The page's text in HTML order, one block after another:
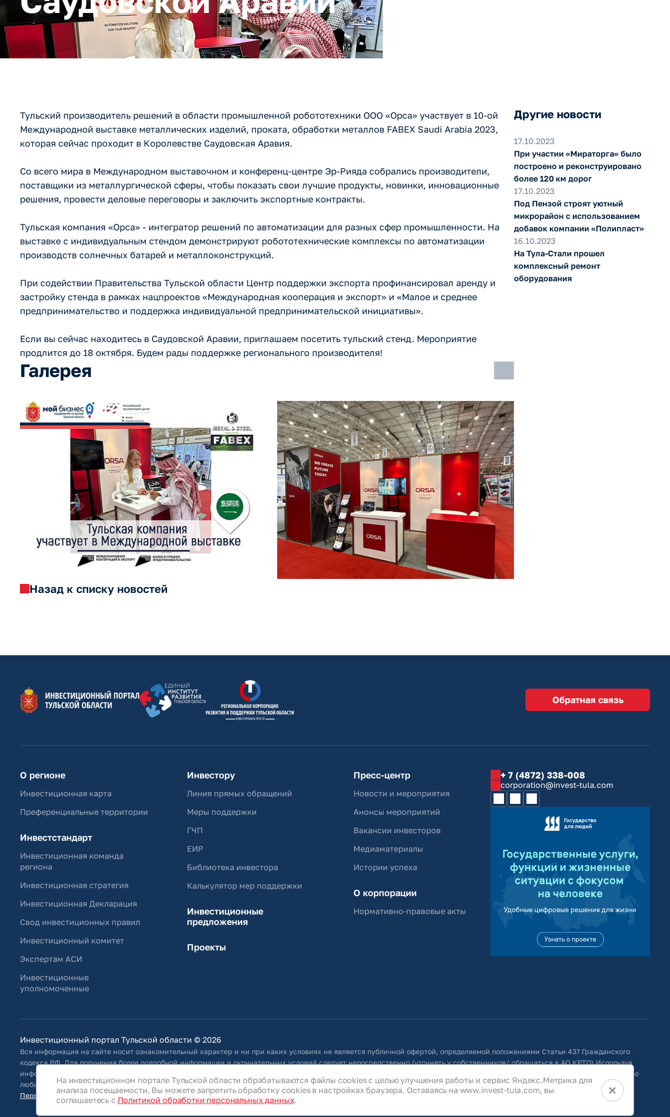
Тульский производитель решений в области промышленной робототехники ООО «Орса» участвует в 10-ой
Международной выставке металлических изделий, проката, обработки металлов FABEX Saudi Arabia 2023,
которая сейчас проходит в Королевстве Саудовская Аравия.
Со всего мира в Международном выставочном и конференц-центре Эр-Рияда собрались производители,
поставщики из металлургической сферы, чтобы показать свои лучшие продукты, новинки, инновационные
решения, провести деловые переговоры и заключить экспортные контракты.
Тульская компания «Орса» - интегратор решений по автоматизации для разных сфер промышленности. На
выставке с индивидуальным стендом демонстрируют робототехнические комплексы по автоматизации
производств солнечных батарей и металлоконструкций.
При содействии Правительства Тульской области Центр поддержки экспорта профинансировал аренду и
застройку стенда в рамках нацпроектов «Международная кооперация и экспорт» и «Малое и среднее
предпринимательство и поддержка индивидуальной предпринимательской инициативы».
Если вы сейчас находитесь в Саудовской Аравии, приглашаем посетить тульский стенд. Мероприятие
продлится до 18 октября. Будем рады поддержке регионального производителя!
Галерея
Назад к списку новостей
Другие новости
17.10.2023
При участии «Мираторга» было
построено и реконструировано
более 120 км дорог
17.10.2023
Под Пензой строят уютный
микрорайон с использованием
добавок компании «Полипласт»
16.10.2023
На Тула-Стали прошел
комплексный ремонт
оборудования
Обратная связь
О регионе
Инвестиционная карта
Преференциальные территории
Инвестстандарт
Инвестиционная команда
региона
Инвестиционная стратегия
Инвестиционная Декларация
Свод инвестиционных правил
Инвестиционный комитет
Экспертам АСИ
Инвестиционные
уполномоченные
Инвестору
Линия прямых обращений
Меры поддержки
ГЧП
ЕИР
Библиотека инвестора
Калькулятор мер поддержки
Инвестиционные
предложения
Проекты
Пресс-центр
Новости и мероприятия
Анонсы мероприятий
Вакансии инвесторов
Медиаматериалы
Истории успеха
О корпорации
Нормативно-правовые акты
+ 7 (4872) 338-008
corporation@invest-tula.com
Инвестиционный портал Тульской области © 2026
Вся информация на сайте носит ознакомительный характер и ни при каких условиях не является публичной офертой, определяемой положениями Статьи 437 Гражданского
кодекса РФ. Для получения более подробной информации и окончательных условий следует непосредственно (уточнять у собственников/ обращаться в АО КРТО).Используя
информацию, указанную на сайте, Общество оставляет за собой право в любое время без специального уведомления вносить изменения, удалять, исправлять, дополнять, либо
любым иным способом обновлять информацию, размещенную во всех разделах данного сайта.
Персональные данные
×
На инвестиционном портале Тульской области обрабатываются файлы cookies с целью улучшения работы и сервис Яндекс.Метрика для
анализа посещаемости. Вы можете запретить обработку cookies в настройках браузера. Оставаясь на www.invest-tula.com, вы
соглашаетесь с Политикой обработки персональных данных.